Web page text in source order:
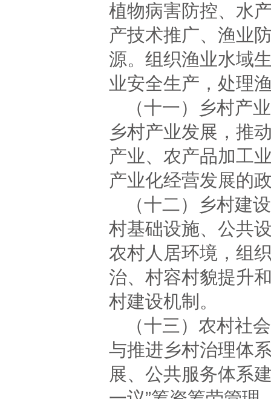
植物病害防控、水
产技术推广、渔业
源。组织渔业水域
业安全生产，处理
（十一）乡村产
乡村产业发展，推
产业、农产品加工
产业化经营发展的
（十二）乡村建
村基础设施、公共
农村人居环境，组
治、村容村貌提升
村建设机制。
（十三）农村社
与推进乡村治理体
展、公共服务体系